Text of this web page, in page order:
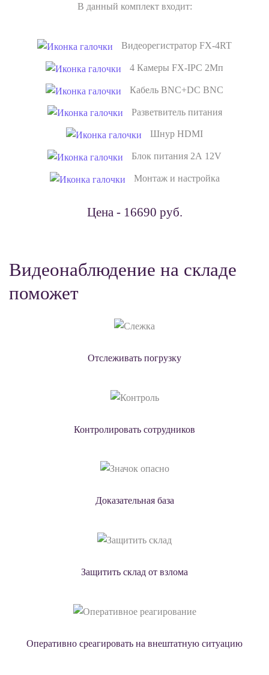
В данный комплект входит:
Видеорегистратор FX-4RT
4 Камеры FX-IPC 2Мп
Кабель BNC+DC BNC
Разветвитель питания
Шнур HDMI
Блок питания 2А 12V
Монтаж и настройка
Цена - 16690 руб.
Видеонаблюдение на складе
поможет
Отслеживать погрузку
Контролировать сотрудников
Доказательная база
Защитить склад от взлома
Оперативно среагировать на внештатную ситуацию